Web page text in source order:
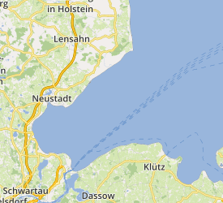
efter kl. 18:00